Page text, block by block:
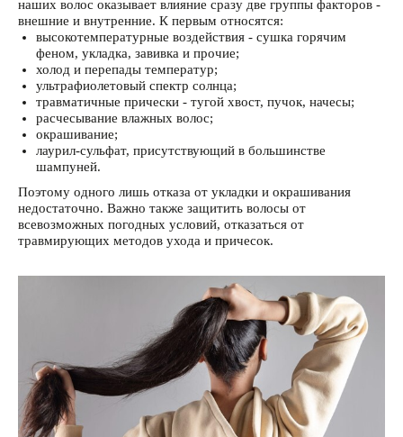
наших волос оказывает влияние сразу две группы факторов -
внешние и внутренние. К первым относятся:
высокотемпературные воздействия - сушка горячим
феном, укладка, завивка и прочие;
холод и перепады температур;
ультрафиолетовый спектр солнца;
травматичные прически - тугой хвост, пучок, начесы;
расчесывание влажных волос;
окрашивание;
лаурил-сульфат, присутствующий в большинстве
шампуней.
Поэтому одного лишь отказа от укладки и окрашивания
недостаточно. Важно также защитить волосы от
всевозможных погодных условий, отказаться от
травмирующих методов ухода и причесок.